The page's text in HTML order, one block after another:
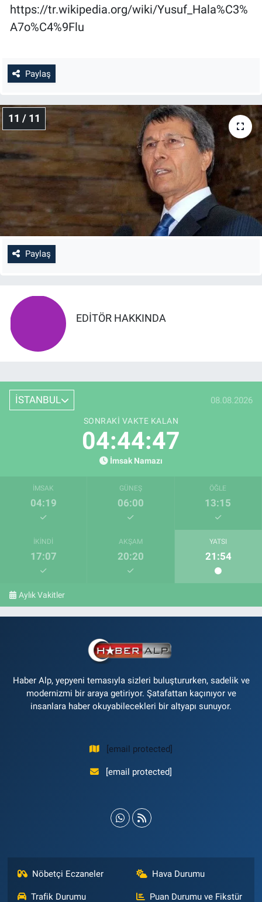
https://tr.wikipedia.org/wiki/Yusuf_Hala%C3%
A7o%C4%9Flu
Paylaş
11 / 11
Paylaş
EDITÖR HAKKINDA
İSTANBUL 08.08.2026
SONRAKI VAKTE KALAN
04:44:46
İmsak Namazı
İMSAK
04:19
GÜNEŞ
06:00
ÖĞLE
13:15
İKINDI
17:07
AKŞAM
20:20
YATSI
21:54
Aylık Vakitler
Haber Alp, yepyeni temasıyla sizleri buluştururken, sadelik ve
modernizmi bir araya getiriyor. Şatafattan kaçınıyor ve
insanlara haber okuyabilecekleri bir altyapı sunuyor.
[email protected]
[email protected]
Nöbetçi Eczaneler Hava Durumu
Trafik Durumu Puan Durumu ve Fikstür